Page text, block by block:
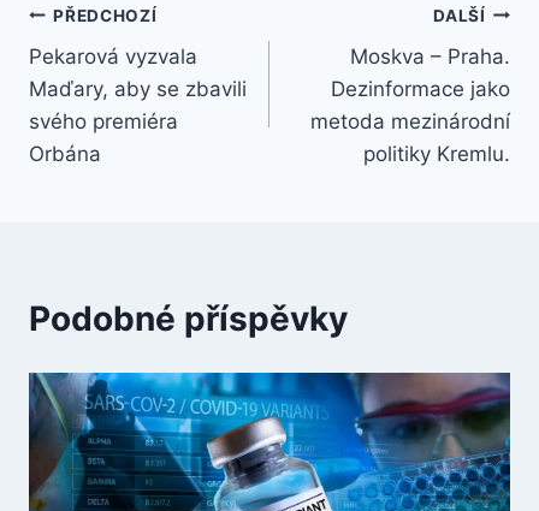
Navigace
pro
příspěvek
PŘEDCHOZÍ
Pekarová vyzvala
Maďary, aby se zbavili
svého premiéra
Orbána
DALŠÍ
Moskva – Praha.
Dezinformace jako
metoda mezinárodní
politiky Kremlu.
Podobné příspěvky